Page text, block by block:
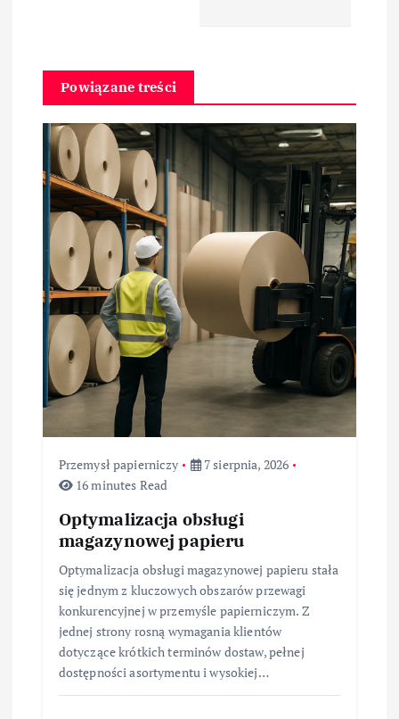
a
w
p
u
Powiązane treści
Przemysł papierniczy
7 sierpnia, 2026
16 minutes Read
Optymalizacja obsługi
magazynowej papieru
Optymalizacja obsługi magazynowej papieru stała
się jednym z kluczowych obszarów przewagi
konkurencyjnej w przemyśle papierniczym. Z
jednej strony rosną wymagania klientów
dotyczące krótkich terminów dostaw, pełnej
dostępności asortymentu i wysokiej…